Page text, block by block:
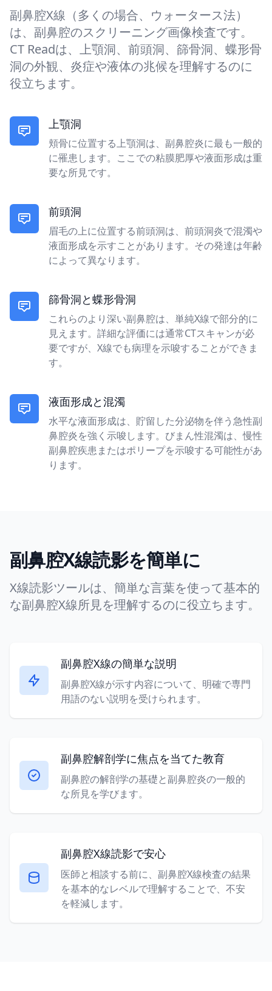
副鼻腔X線（多くの場合、ウォータース法）
は、副鼻腔のスクリーニング画像検査です。
CT Readは、上顎洞、前頭洞、篩骨洞、蝶形骨
洞の外観、炎症や液体の兆候を理解するのに
役立ちます。
上顎洞
頬骨に位置する上顎洞は、副鼻腔炎に最も一般的
に罹患します。ここでの粘膜肥厚や液面形成は重
要な所見です。
前頭洞
眉毛の上に位置する前頭洞は、前頭洞炎で混濁や
液面形成を示すことがあります。その発達は年齢
によって異なります。
篩骨洞と蝶形骨洞
これらのより深い副鼻腔は、単純X線で部分的に
見えます。詳細な評価には通常CTスキャンが必
要ですが、X線でも病理を示唆することができま
す。
液面形成と混濁
水平な液面形成は、貯留した分泌物を伴う急性副
鼻腔炎を強く示唆します。びまん性混濁は、慢性
副鼻腔疾患またはポリープを示唆する可能性があ
ります。
副鼻腔X線読影を簡単に
X線読影ツールは、簡単な言葉を使って基本的
な副鼻腔X線所見を理解するのに役立ちます。
副鼻腔X線の簡単な説明
副鼻腔X線が示す内容について、明確で専門
用語のない説明を受けられます。
副鼻腔解剖学に焦点を当てた教育
副鼻腔の解剖学の基礎と副鼻腔炎の一般的
な所見を学びます。
副鼻腔X線読影で安心
医師と相談する前に、副鼻腔X線検査の結果
を基本的なレベルで理解することで、不安
を軽減します。